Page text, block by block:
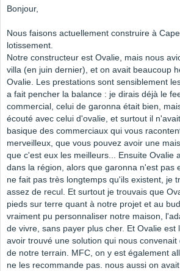
Bonjour,
Nous faisons actuellement construire à
lotissement.
Notre constructeur est Ovalie, mais nous
villa (en juin dernier), et on avait beaucoup
Ovalie. Les prestations sont sensiblement
a fait pencher la balance : je dirais déjà le
commercial, celui de garonna était bien,
écouté avec celui d'ovalie, et surtout il
basique des commerciaux qui vous
merveilleux, que vous pouvez avoir une
que c'est eux les meilleurs... Ensuite Ovalie
dans la région, alors que garonna n'est pas
ne fait pas très longtemps qu'ils existent, je
assez de recul. Et surtout je trouvais que
pieds sur terre quant à notre projet et au
vraiment pu personnaliser notre maison,
de vivre, sans payer plus cher. Et Ovalie est
avoir trouvé une solution qui nous
de notre terrain. MFC, on y est également
ne les recommande pas. nous aussi on